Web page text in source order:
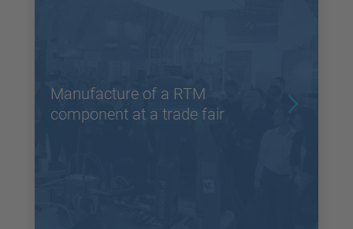
Manufacture of a RTM
component at a trade fair